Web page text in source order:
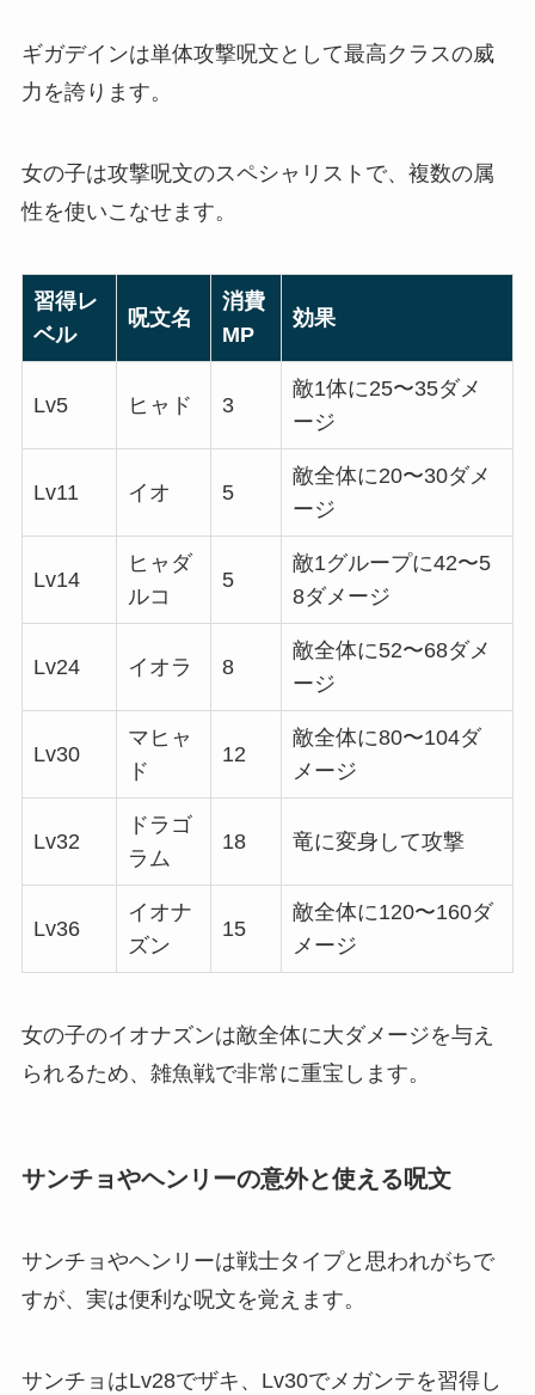
ギガデインは単体攻撃呪文として最高クラスの威
力を誇ります。
女の子は攻撃呪文のスペシャリストで、複数の属
性を使いこなせます。
習得レ
ベル
呪文名
消費
MP
効果
Lv5 ヒャド 3
敵1体に25〜35ダメ
ージ
Lv11 イオ 5
敵全体に20〜30ダメ
ージ
Lv14
ヒャダ
ルコ
5
敵1グループに42〜5
8ダメージ
Lv24 イオラ 8
敵全体に52〜68ダメ
ージ
Lv30
マヒャ
ド
12
敵全体に80〜104ダ
メージ
Lv32
ドラゴ
ラム
18 竜に変身して攻撃
Lv36
イオナ
ズン
15
敵全体に120〜160ダ
メージ
女の子のイオナズンは敵全体に大ダメージを与え
られるため、雑魚戦で非常に重宝します。
サンチョやヘンリーの意外と使える呪文
サンチョやヘンリーは戦士タイプと思われがちで
すが、実は便利な呪文を覚えます。
サンチョはLv28でザキ、Lv30でメガンテを習得し